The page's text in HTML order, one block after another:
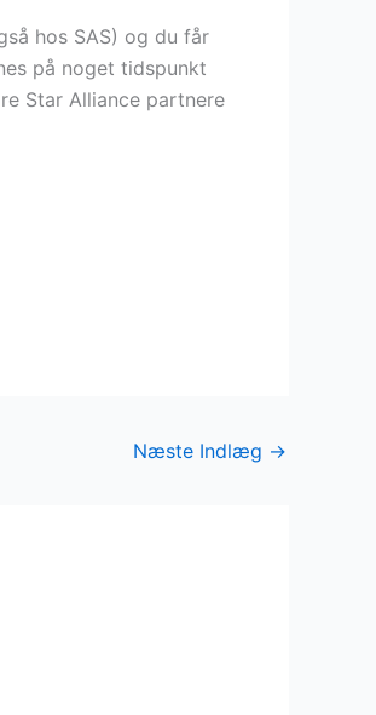
hos SAS) og du får
på noget tidspunkt
Star Alliance partnere
Næste Indlæg →